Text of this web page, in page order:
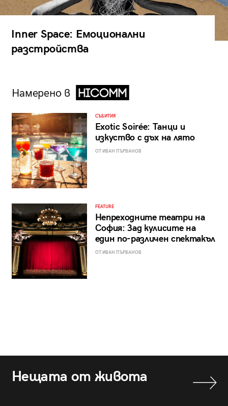
Inner Space: Емоционални
разстройства
Намерено в
СЪБИТИЯ
Exotic Soirée: Танци и
изкуство с дъх на лято
ОТ ИВАН ПЪРВАНОВ
FEATURE
Непреходните театри на
София: Зад кулисите на
един по-различен спектакъл
ОТ ИВАН ПЪРВАНОВ
Нещата от живота